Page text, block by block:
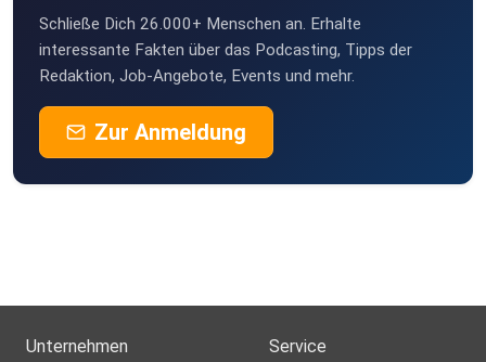
Schließe Dich 26.000+ Menschen an. Erhalte
interessante Fakten über das Podcasting, Tipps der
Redaktion, Job-Angebote, Events und mehr.
Zur Anmeldung
Unternehmen Service